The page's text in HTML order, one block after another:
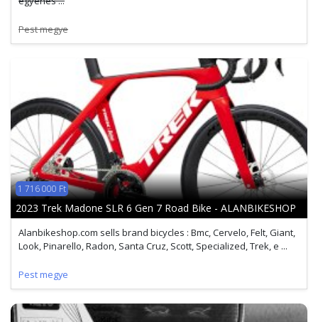
Pest megye
1 716 000 Ft
2023 Trek Madone SLR 6 Gen 7 Road Bike - ALANBIKESHOP
Alanbikeshop.com sells brand bicycles : Bmc, Cervelo, Felt, Giant,
Look, Pinarello, Radon, Santa Cruz, Scott, Specialized, Trek, e ...
Pest megye